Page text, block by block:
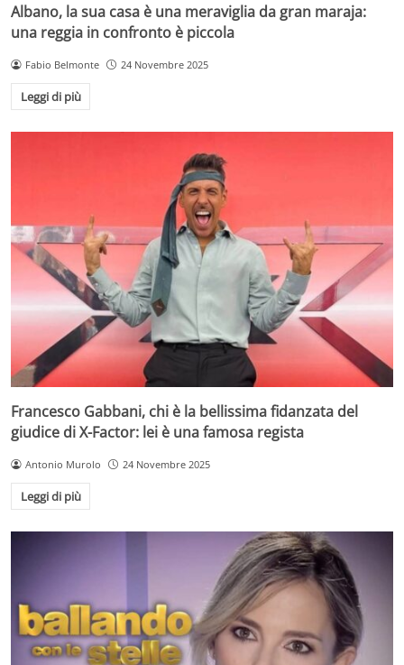
Albano, la sua casa è una meraviglia da gran maraja:
una reggia in confronto è piccola
Fabio Belmonte 24 Novembre 2025
Leggi di più
Francesco Gabbani, chi è la bellissima fidanzata del
giudice di X-Factor: lei è una famosa regista
Antonio Murolo 24 Novembre 2025
Leggi di più